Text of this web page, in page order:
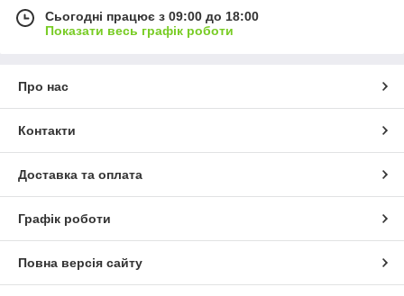
Сьогодні працює з 09:00 до 18:00
Показати весь графік роботи
Про нас
Контакти
Доставка та оплата
Графік роботи
Повна версія сайту